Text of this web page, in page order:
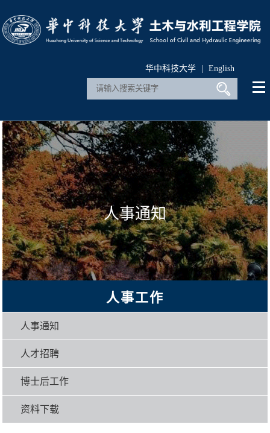
华中科技大学 | English
人事通知
人事工作
人事通知
人才招聘
博士后工作
资料下载